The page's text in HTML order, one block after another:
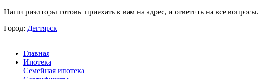
Наши риэлторы готовы приехать к вам на адрес, и ответить на все вопросы.
Город: Дегтярск
Главная
Ипотека
Семейная ипотека